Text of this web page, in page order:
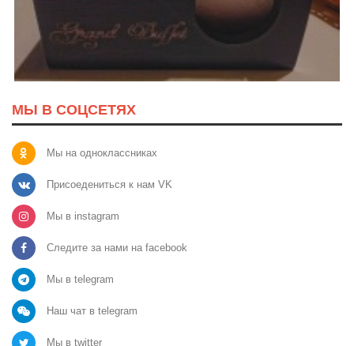
МЫ В СОЦСЕТЯХ
Мы на одноклассниках
Присоедениться к нам VK
Мы в instagram
Следите за нами на facebook
Мы в telegram
Наш чат в telegram
Мы в twitter